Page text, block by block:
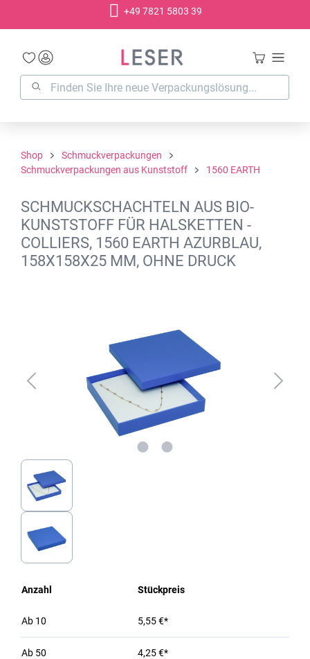
+49 7821 5803 39
Shop
Schmuckverpackungen
Schmuckverpackungen aus Kunststoff
1560 EARTH
SCHMUCKSCHACHTELN AUS BIO-
KUNSTSTOFF FÜR HALSKETTEN -
COLLIERS, 1560 EARTH AZURBLAU,
158X158X25 MM, OHNE DRUCK
Anzahl Stückpreis
Ab 10 5,55 €*
Ab 50 4,25 €*